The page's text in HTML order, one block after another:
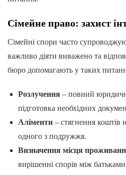
Сімейне право: захист
Сімейні спори часто
важливо діяти виважено та
бюро допомагають у таких
Розлучення– повний
підготовка необхідних
Аліменти– стягнення коштів
одного з подружжя.
Визначення місця
вирішенні спорів між